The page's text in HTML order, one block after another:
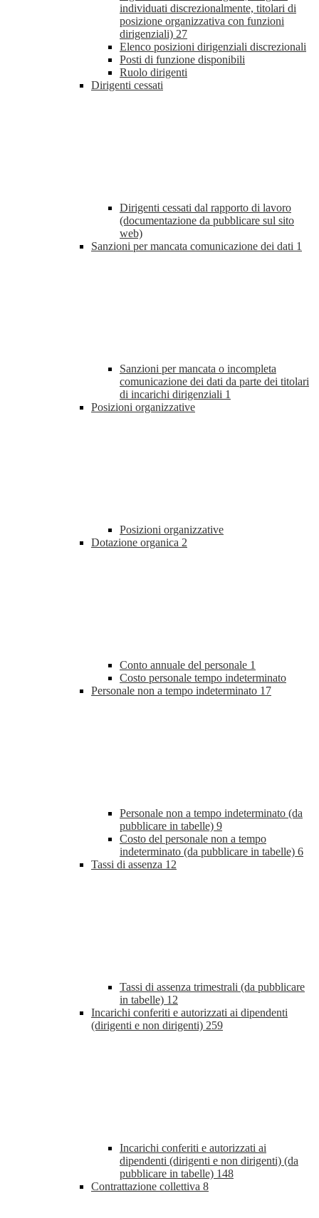
individuati discrezionalmente, titolari di
posizione organizzativa con funzioni
dirigenziali) 27
Elenco posizioni dirigenziali discrezionali
Posti di funzione disponibili
Ruolo dirigenti
Dirigenti cessati
Dirigenti cessati dal rapporto di lavoro
(documentazione da pubblicare sul sito
web)
Sanzioni per mancata comunicazione dei dati 1
Sanzioni per mancata o incompleta
comunicazione dei dati da parte dei titolari
di incarichi dirigenziali 1
Posizioni organizzative
Posizioni organizzative
Dotazione organica 2
Conto annuale del personale 1
Costo personale tempo indeterminato
Personale non a tempo indeterminato 17
Personale non a tempo indeterminato (da
pubblicare in tabelle) 9
Costo del personale non a tempo
indeterminato (da pubblicare in tabelle) 6
Tassi di assenza 12
Tassi di assenza trimestrali (da pubblicare
in tabelle) 12
Incarichi conferiti e autorizzati ai dipendenti
(dirigenti e non dirigenti) 259
Incarichi conferiti e autorizzati ai
dipendenti (dirigenti e non dirigenti) (da
pubblicare in tabelle) 148
Contrattazione collettiva 8